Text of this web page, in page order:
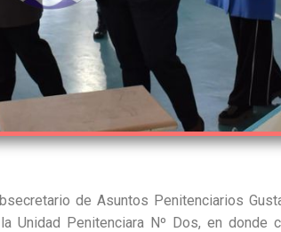
de Asuntos Penitenciarios
Unidad Penitenciara Nº Dos, en